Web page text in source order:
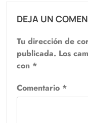
DEJA UN
Tu dirección de
publicada. Los
con *
Comentario *